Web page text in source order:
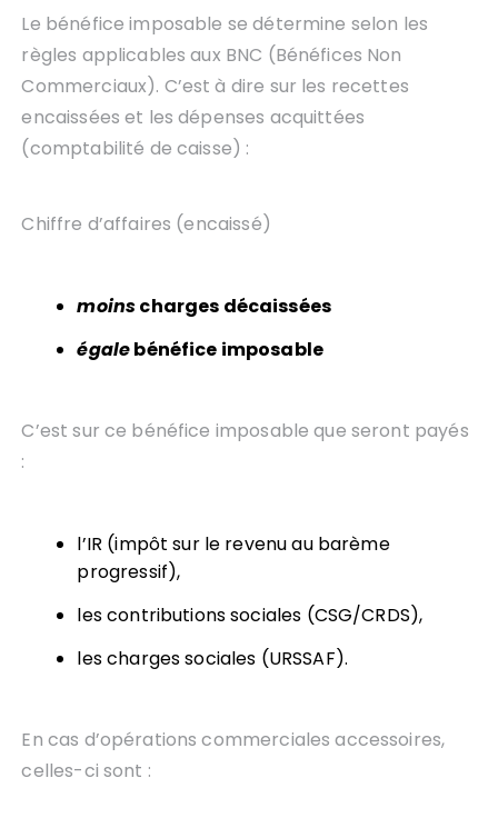
Le bénéfice imposable se détermine selon les
règles applicables aux BNC (Bénéfices Non
Commerciaux). C’est à dire sur les recettes
encaissées et les dépenses acquittées
(comptabilité de caisse) :
Chiffre d’affaires (encaissé)
moinscharges décaissées
égalebénéfice imposable
C’est sur ce bénéfice imposable que seront payés
:
l’IR (impôt sur le revenu au barème
progressif),
les contributions sociales (CSG/CRDS),
les charges sociales (URSSAF).
En cas d’opérations commerciales accessoires,
celles-ci sont :